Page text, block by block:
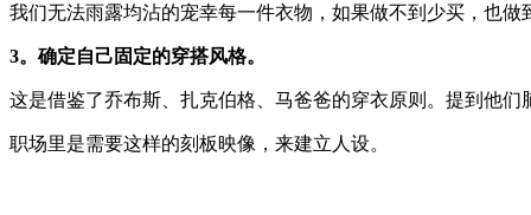
我们无法雨露均沾的宠幸每一件衣物，如果做不到少买，也做
3。确定自己固定的穿搭风格。
这是借鉴了乔布斯、扎克伯格、马爸爸的穿衣原则。提到他们
职场里是需要这样的刻板映像，来建立人设。